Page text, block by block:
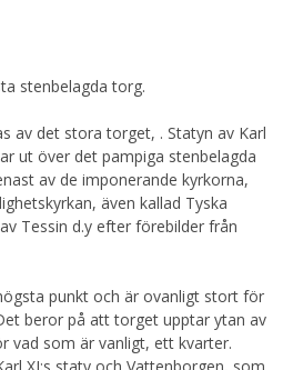
stenbelagda torg.
av det stora torget, . Statyn av Karl
ut över det pampiga stenbelagda
av de imponerande kyrkorna,
även kallad Tyska
Tessin d.y efter förebilder från
punkt och är ovanligt stort för
beror på att torget upptar ytan av
vad som är vanligt, ett kvarter.